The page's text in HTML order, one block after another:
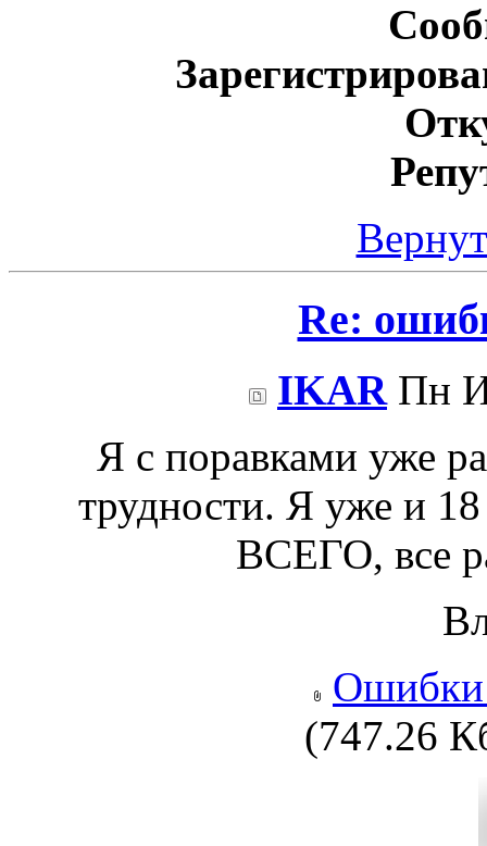
Re:
IKAR Пн
Я с поравками уже
трудности. Я уже и
ВСЕГО, все
(747.26